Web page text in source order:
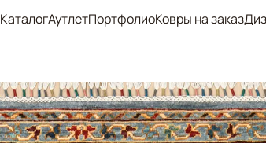
КаталогАутлетПортфолиоКовры на заказ